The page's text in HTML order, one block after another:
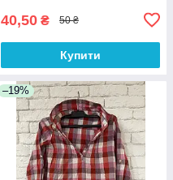
40,50 ₴ 50 ₴
Купити
–19%